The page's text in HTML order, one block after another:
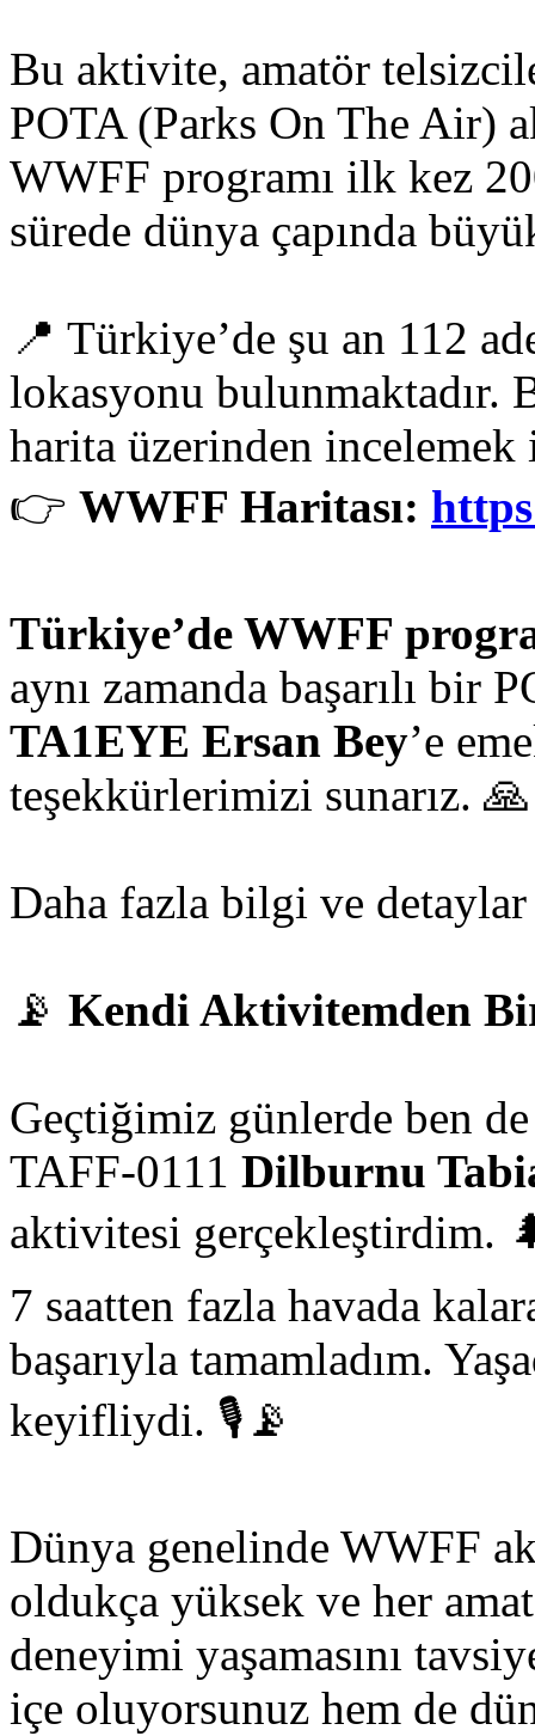
Bu aktivite, amatör
POTA (Parks On The Air)
WWFF programı ilk kez
sürede dünya çapında
📍 Türkiye’de şu an 112
lokasyonu bulunmaktadır.
harita üzerinden incelemek
👉 WWFF Haritası:
Türkiye’de WWFF
aynı zamanda başarılı bir
TA1EYE Ersan Bey’e
teşekkürlerimizi sunarız. 🙏
Daha fazla bilgi ve
📡 Kendi Aktivitemden
Geçtiğimiz günlerde ben
TAFF-0111 Dilburnu
aktivitesi gerçekleştirdim.
7 saatten fazla havada
başarıyla tamamladım.
keyifliydi. 🎙️📡
Dünya genelinde WWFF
oldukça yüksek ve her
deneyimi yaşamasını
içe oluyorsunuz hem de